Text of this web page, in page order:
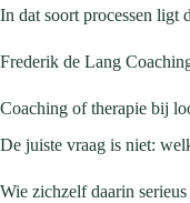
In dat soort processen ligt
Frederik de Lang
Coaching of therapie bij
De juiste vraag is niet:
Wie zichzelf daarin